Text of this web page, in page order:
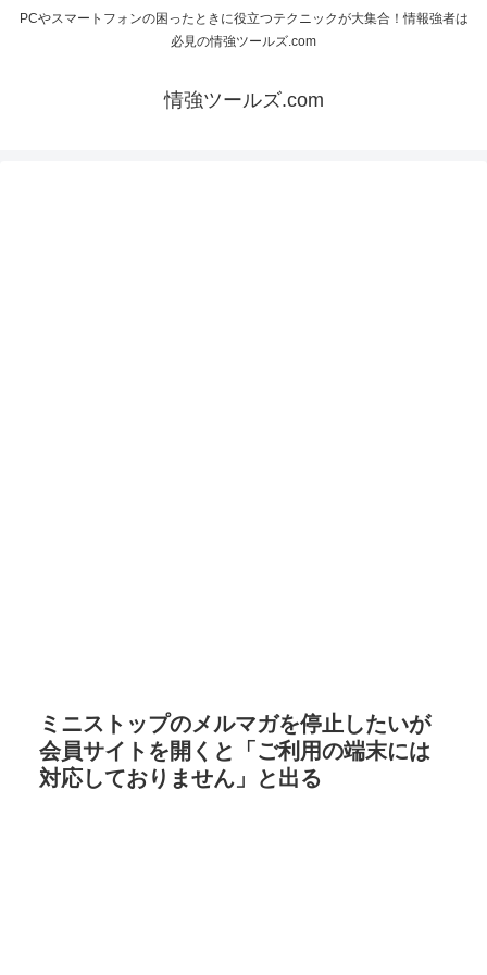
PCやスマートフォンの困ったときに役立つテクニックが大集合！情報強者は
必見の情強ツールズ.com
情強ツールズ.com
ミニストップのメルマガを停止したいが
会員サイトを開くと「ご利用の端末には
対応しておりません」と出る